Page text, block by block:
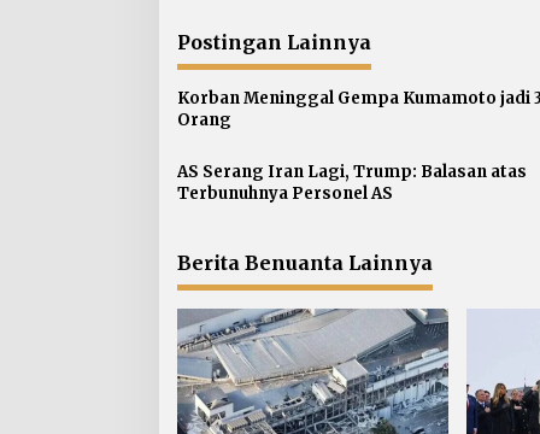
g
a
s
o
Postingan Lainnya
Korban Meninggal Gempa Kumamoto jadi
Orang
AS Serang Iran Lagi, Trump: Balasan atas
Terbunuhnya Personel AS
Berita Benuanta Lainnya